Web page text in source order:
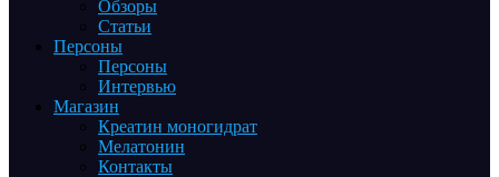
Обзоры
Статьи
Персоны
Персоны
Интервью
Магазин
Креатин моногидрат
Мелатонин
Контакты